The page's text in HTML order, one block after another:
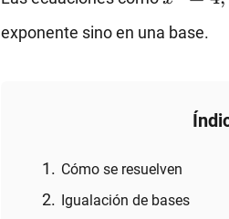
exponente sino en una base.
Cómo se resuelven
Igualación de bases